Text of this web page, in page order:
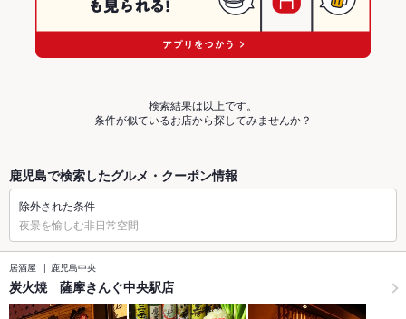
検索結果は以上です。
条件が似ているお店から探してみませんか？
鹿児島で検索したグルメ・クーポン情報
除外された条件
夜景を愉しむ非日常空間
居酒屋 鹿児島中央
炭火焼 薩摩きんぐ中央駅店